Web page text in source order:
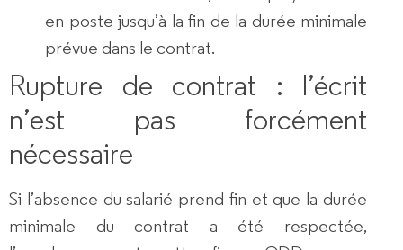
en poste jusqu’à la fin de la durée minimale
prévue dans le contrat.
Rupture de contrat : l’écrit
n’est pas forcément
nécessaire
Si l’absence du salarié prend fin et que la durée
minimale du contrat a été respectée,